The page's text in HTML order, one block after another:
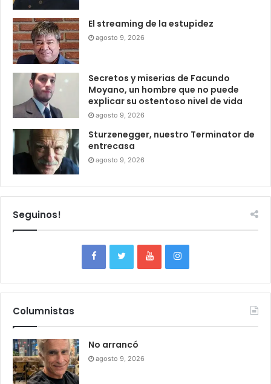
El streaming de la estupidez
agosto 9, 2026
Secretos y miserias de Facundo
Moyano, un hombre que no puede
explicar su ostentoso nivel de vida
agosto 9, 2026
Sturzenegger, nuestro Terminator de
entrecasa
agosto 9, 2026
Seguinos!
Columnistas
No arrancó
agosto 9, 2026